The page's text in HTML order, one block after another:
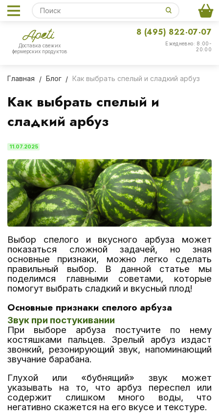
Доставка свежих
фермерских продуктов
Ежедневно: 8:00-
20:00
8 (495) 822-07-07
Главная Блог Как выбрать спелый и сладкий арбуз
Как выбрать спелый и
сладкий арбуз
11.07.2025
Выбор спелого и вкусного арбуза может
показаться сложной задачей, но зная
основные признаки, можно легко сделать
правильный выбор. В данной статье мы
поделимся главными советами, которые
помогут выбрать сладкий и вкусный плод!
Основные признаки спелого арбуза
Звук при постукивании
При выборе арбуза постучите по нему
костяшками пальцев. Зрелый арбуз издаст
звонкий, резонирующий звук, напоминающий
звучание барабана.
Глухой или «бубнящий» звук может
указывать на то, что арбуз переспел или
содержит слишком много воды, что
негативно скажется на его вкусе и текстуре.